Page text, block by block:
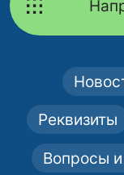
Реквизиты
Вопросы